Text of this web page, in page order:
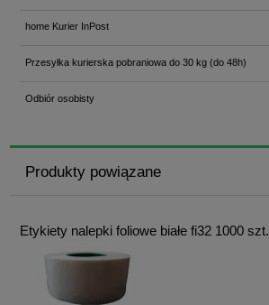
home Kurier InPost
Przesyłka kurierska pobraniowa do 30 kg(do 48h)
Odbiór osobisty
Produkty powiązane
Etykiety nalepki foliowe białe fi32 1000 szt.